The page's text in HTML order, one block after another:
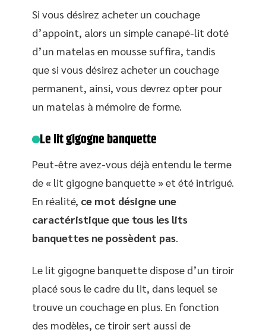
Si vous désirez acheter un couchage
d’appoint, alors un simple canapé-lit doté
d’un matelas en mousse suffira, tandis
que si vous désirez acheter un couchage
permanent, ainsi, vous devrez opter pour
un matelas à mémoire de forme.
Le lit gigogne banquette
Peut-être avez-vous déjà entendu le terme
de « lit gigogne banquette » et été intrigué.
En réalité, ce mot désigne une
caractéristique que tous les lits
banquettes ne possèdent pas.
Le lit gigogne banquette dispose d’un tiroir
placé sous le cadre du lit, dans lequel se
trouve un couchage en plus. En fonction
des modèles, ce tiroir sert aussi de